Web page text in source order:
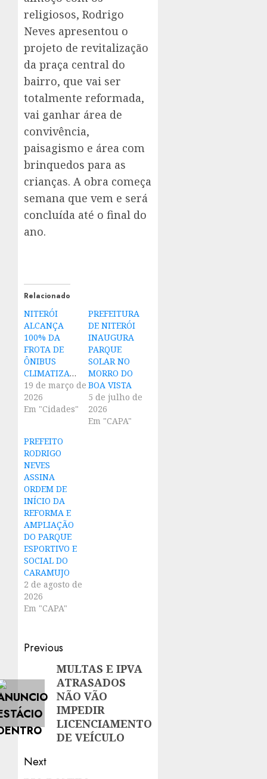
religiosos, Rodrigo
Neves apresentou o
projeto de revitalização
da praça central do
bairro, que vai ser
totalmente reformada,
vai ganhar área de
convivência,
paisagismo e área com
brinquedos para as
crianças. A obra começa
semana que vem e será
concluída até o final do
ano.
Relacionado
NITERÓI
ALCANÇA
100% DA
FROTA DE
ÔNIBUS
CLIMATIZADA
19 de março de
2026
Em "Cidades"
PREFEITURA
DE NITERÓI
INAUGURA
PARQUE
SOLAR NO
MORRO DO
BOA VISTA
5 de julho de
2026
Em "CAPA"
PREFEITO
RODRIGO
NEVES
ASSINA
ORDEM DE
INÍCIO DA
REFORMA E
AMPLIAÇÃO
DO PARQUE
ESPORTIVO E
SOCIAL DO
CARAMUJO
2 de agosto de
2026
Em "CAPA"
Post
navigation
Previous
PreviousMULTAS E IPVA
ATRASADOS
NÃO VÃO
IMPEDIR
LICENCIAMENTO
DE VEÍCULO
Next